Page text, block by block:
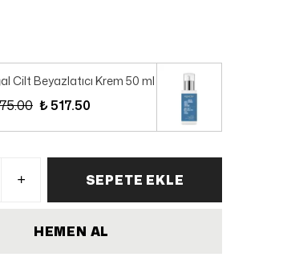
Cilt Beyazlatıcı Krem 50 ml
₺ 517.50
SEPETE EKLE
HEMEN AL